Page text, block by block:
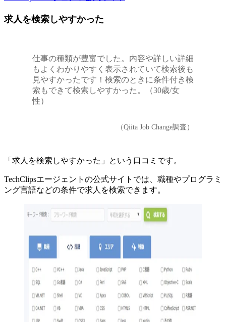
求人を検索しやすかった
仕事の種類が豊富でした。内容や詳しい詳細
もよくわかりやすく表示されていて検索後も
見やすかったです！検索のときに条件付き検
索もできて検索しやすかった。（30歳/女
性）
（Qiita Job Change調査）
「求人を検索しやすかった」という口コミです。
TechClipsエージェントの公式サイトでは、 職種やプログラミ
ング言語などの条件で求人を検索できます。